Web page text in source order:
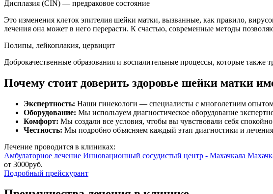
Дисплазия (CIN) — предраковое состояние
Это изменения клеток эпителия шейки матки, вызванные, как правило,
лечения она может в него перерасти. К счастью, современные методы
Полипы, лейкоплакия, цервицит
Доброкачественные образования и воспалительные процессы, которые
Почему стоит доверить здоровье шейки матки
Экспертность: Наши гинекологи — специалисты с многолетним
Оборудование: Мы используем диагностическое оборудование
Комфорт: Мы создали все условия, чтобы вы чувствовали себя
Честность: Мы подробно объясняем каждый этап диагностики и
Лечение проводится в клиниках:
Амбулаторное лечение Инновационный сосудистый центр - Махачкала
от 3000руб.
Подробный прейскурант